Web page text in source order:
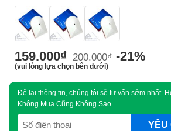
159.000₫ 200.000₫ -21%
(vui lòng lựa chọn bên dưới)
Để lại thông tin, chúng tôi sẽ tư vấn sớm nhất.
Không Mua Cũng Không Sao
SĐT